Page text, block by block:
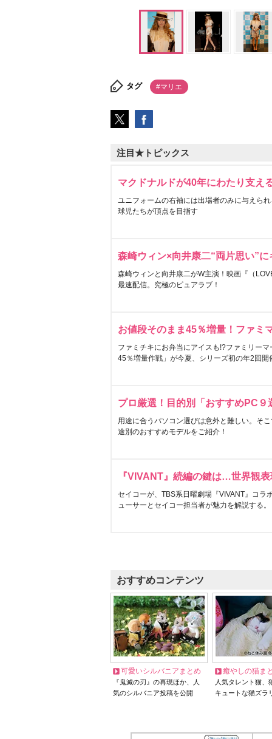
タグ #マリエ
注目★トピックス
マクドナルドが40年にわたり支え
ユニフォームの右袖には出場者のみに与えら
球児たちが頂点を目指す
森崎ウィン×向井康二“両片思い”
森崎ウィンと向井康二がW主演！映画『（
最速配信。究極のピュアラブ！
お値段そのまま45％増量！ファミ
ファミチキにお弁当にアイスも!?ファミリー
45％増量作戦」が今夏、シリーズ初の年2回開
プロ厳選！目的別「おすすめPC９
用途に合うパソコン選びは意外と難しい。そ
途別のおすすめモデルをご紹介！
『VIVANT』続編の鍵は…世界観
セイコーが、TBS系日曜劇場『VIVANT』コラ
ューサーとセイコー担当者が魅力を解説する。
おすすめコンテンツ
可愛いシルバニアまとめ
『鬼滅の刃』の再現ほか、人
気のシルバニア投稿を公開
癒やしの猫ま
人気タレント猫
キュートな猫ズラ